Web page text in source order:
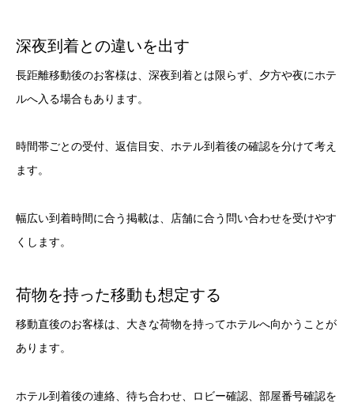
深夜到着との違いを出す
長距離移動後のお客様は、深夜到着とは限らず、夕方や夜にホテ
ルへ入る場合もあります。
時間帯ごとの受付、返信目安、ホテル到着後の確認を分けて考え
ます。
幅広い到着時間に合う掲載は、店舗に合う問い合わせを受けやす
くします。
荷物を持った移動も想定する
移動直後のお客様は、大きな荷物を持ってホテルへ向かうことが
あります。
ホテル到着後の連絡、待ち合わせ、ロビー確認、部屋番号確認を